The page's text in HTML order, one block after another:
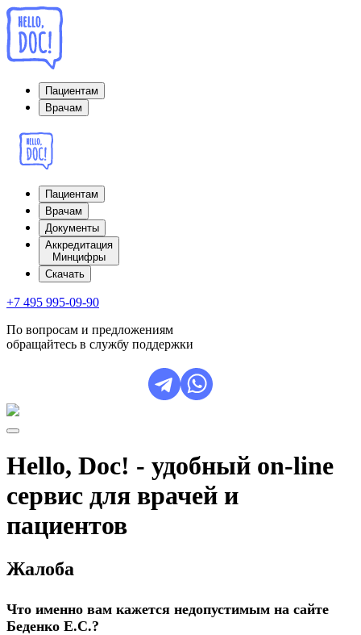
Пациентам
Врачам
Пациентам
Врачам
Документы
Аккредитация
Минцифры
Cкачать
+7 495 995-09-90
По вопросам и предложениям
обращайтесь в службу поддержки
Hello, Doc! - удобный on-line
сервис для врачей и
пациентов
Жалоба
Что именно вам кажется недопустимым на сайте
Беденко Е.С.?